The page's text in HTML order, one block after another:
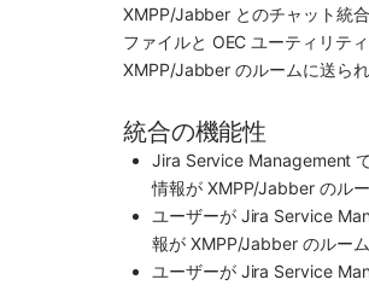
XMPP/Jabber とのチャット統
ファイルと OEC ユーティリテ
XMPP/Jabber のルームに送ら
統合の機能性
Jira Service Management
情報が XMPP/Jabber のルー
ユーザーが Jira Service
報が XMPP/Jabber のルー
ユーザーが Jira Service